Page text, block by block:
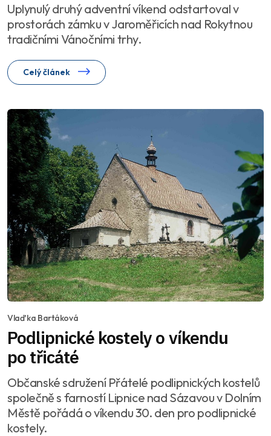
Uplynulý druhý adventní víkend odstartoval v
prostorách zámku v Jaroměřicích nad Rokytnou
tradičními Vánočními trhy.
Celý článek
Vlaďka Bartáková
Podlipnické kostely o víkendu
po třicáté
Občanské sdružení Přátelé podlipnických kostelů
společně s farností Lipnice nad Sázavou v Dolním
Městě pořádá o víkendu 30. den pro podlipnické
kostely.